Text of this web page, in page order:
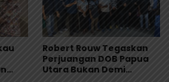
Robert Rouw Tegaskan
Perjuangan DOB Papua
Utara Bukan Demi